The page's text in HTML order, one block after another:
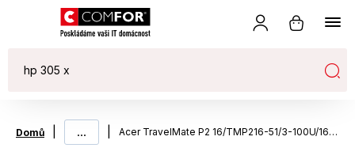
Domů ... Acer TravelMate P2 16/TMP216-51/3-100U/16"/WUXGA/8GB/512GB SSD/UHD/W11P/Gray/2R